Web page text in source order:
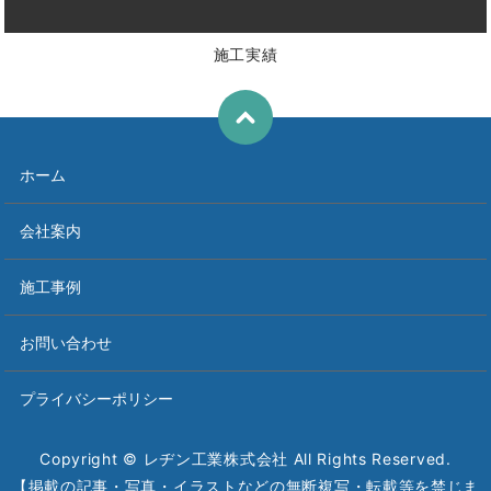
施工実績
ホーム
会社案内
施工事例
お問い合わせ
プライバシーポリシー
Copyright © レヂン工業株式会社 All Rights Reserved.
【掲載の記事・写真・イラストなどの無断複写・転載等を禁じま